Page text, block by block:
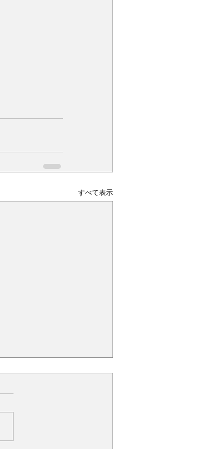
すべて表示